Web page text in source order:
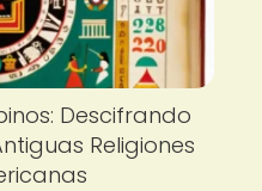
Descifrando
Religiones